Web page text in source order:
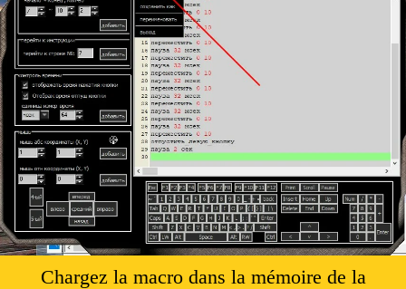
Chargez la macro dans la mémoire de la